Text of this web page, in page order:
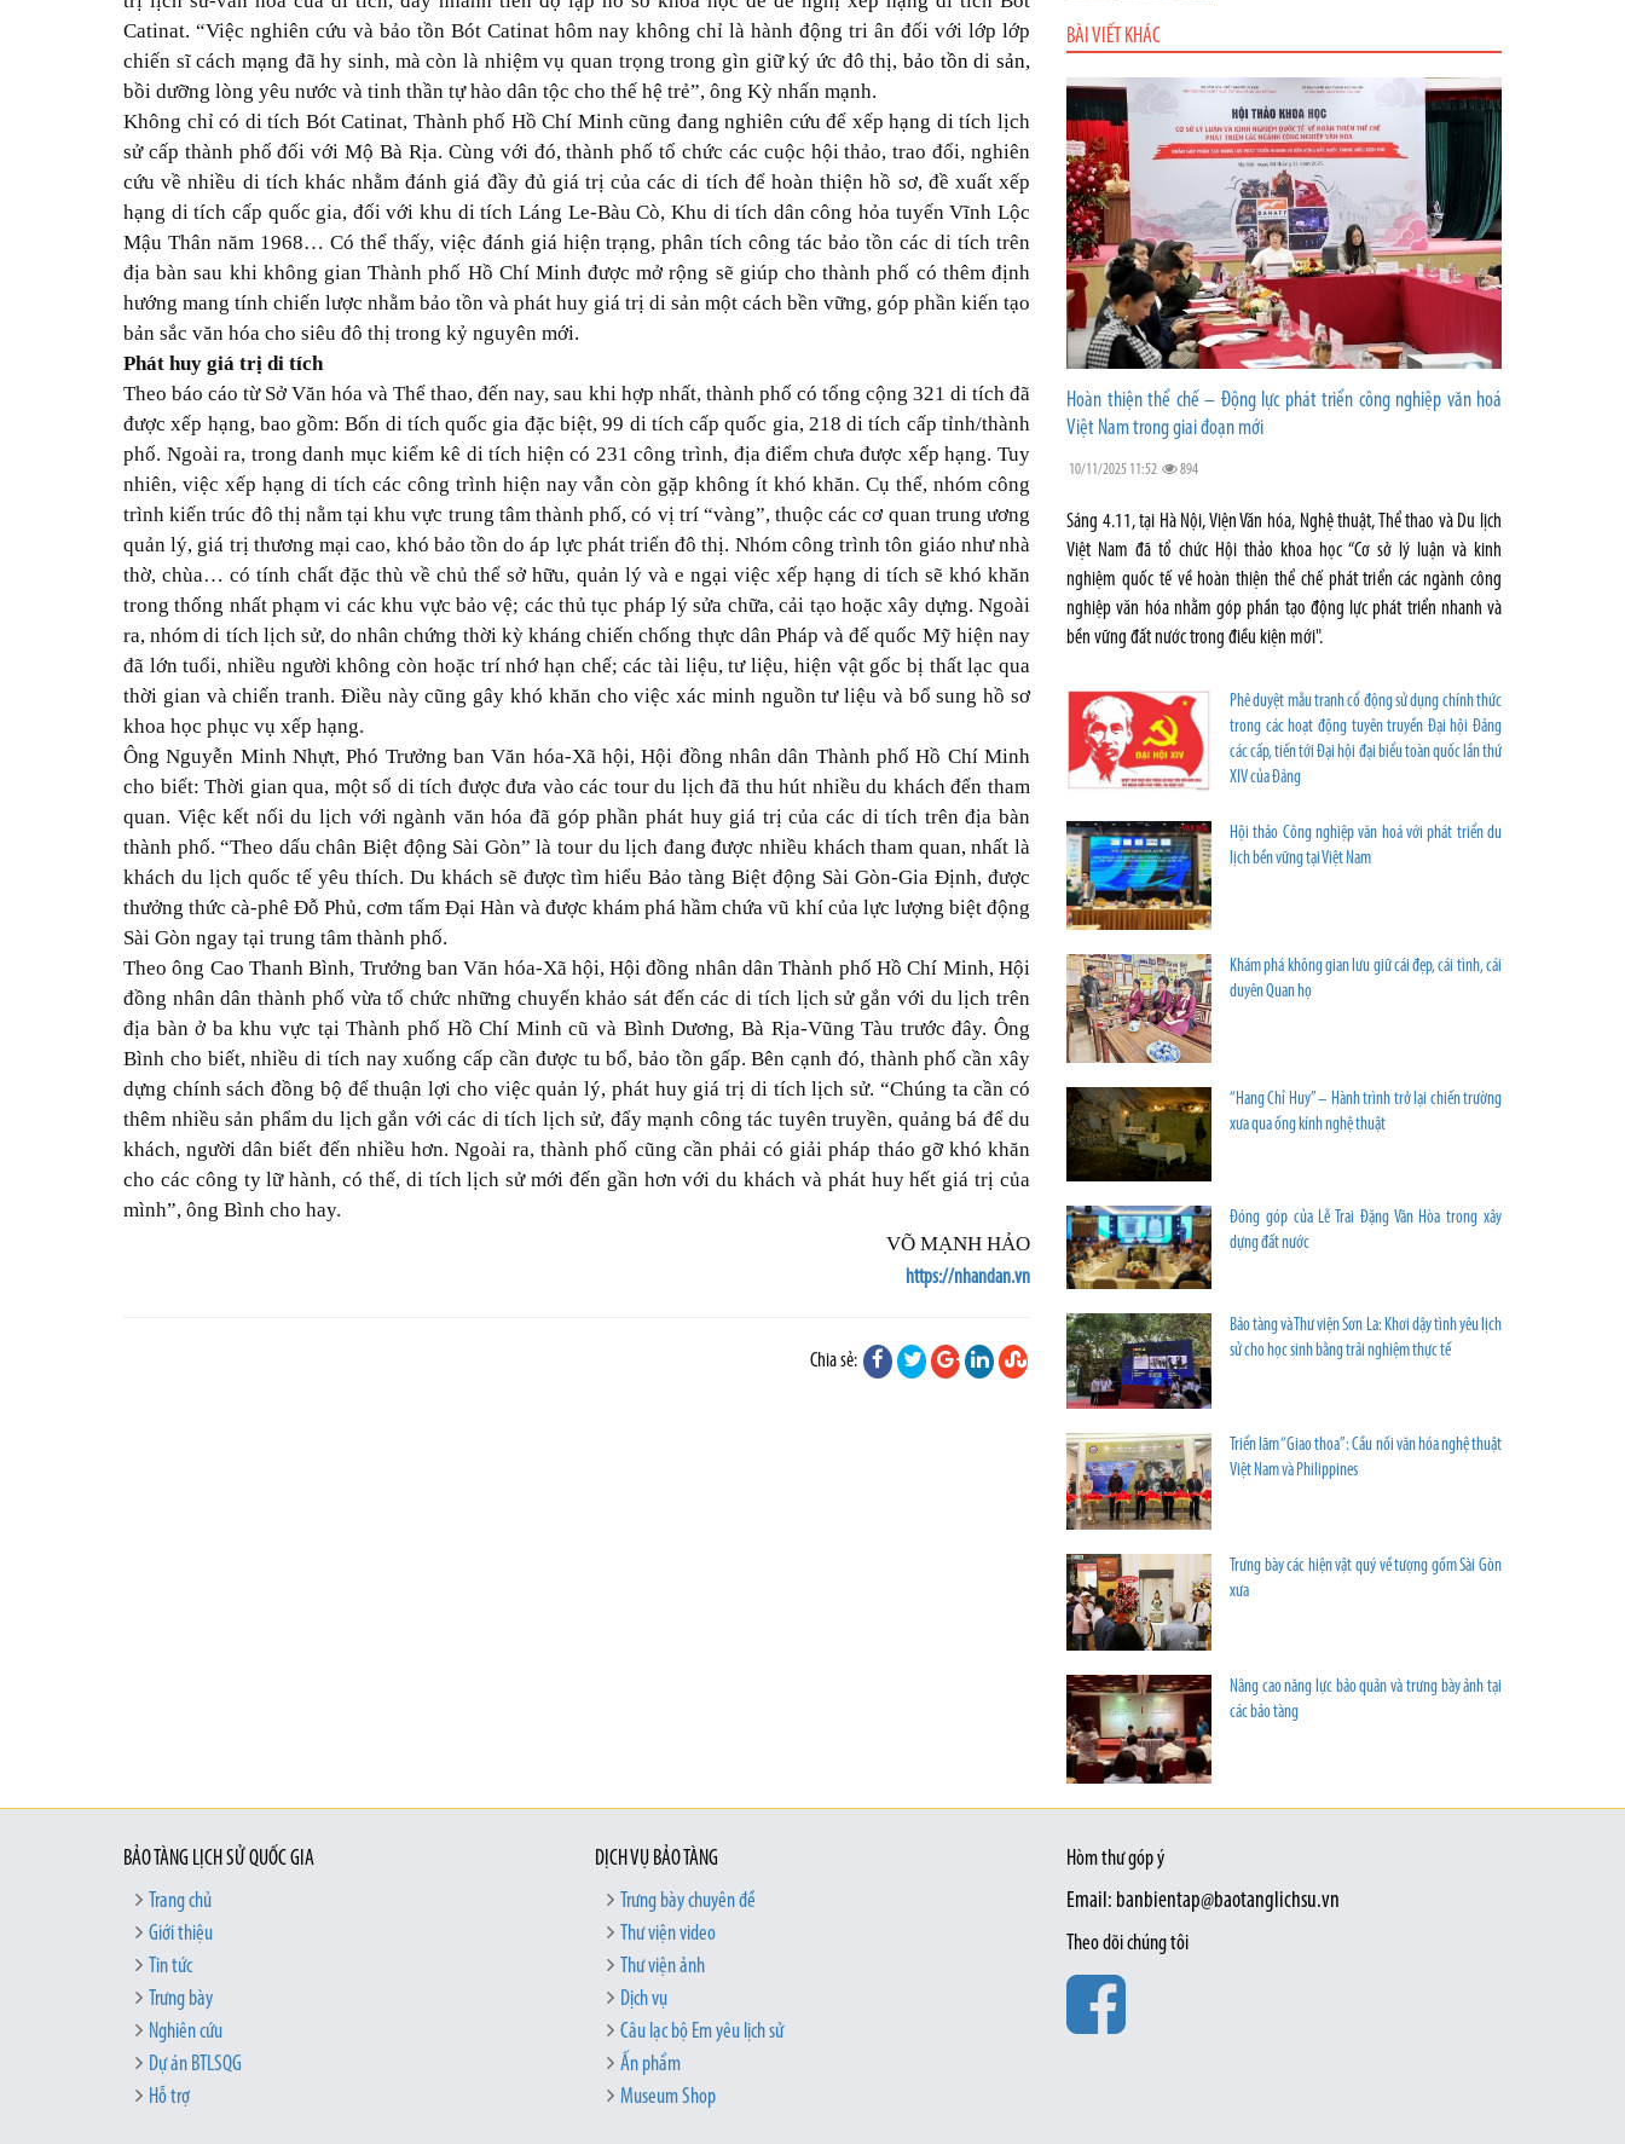
Catinat. “Việc nghiên cứu và bảo tồn Bót Catinat hôm nay không chỉ là hành động tri ân đối với lớp lớp
chiến sĩ cách mạng đã hy sinh, mà còn là nhiệm vụ quan trọng trong gìn giữ ký ức đô thị, bảo tồn di sản,
bồi dưỡng lòng yêu nước và tinh thần tự hào dân tộc cho thế hệ trẻ”, ông Kỳ nhấn mạnh.
Không chỉ có di tích Bót Catinat, Thành phố Hồ Chí Minh cũng đang nghiên cứu để xếp hạng di tích lịch
sử cấp thành phố đối với Mộ Bà Rịa. Cùng với đó, thành phố tổ chức các cuộc hội thảo, trao đổi, nghiên
cứu về nhiều di tích khác nhằm đánh giá đầy đủ giá trị của các di tích để hoàn thiện hồ sơ, đề xuất xếp
hạng di tích cấp quốc gia, đối với khu di tích Láng Le-Bàu Cò, Khu di tích dân công hỏa tuyến Vĩnh Lộc
Mậu Thân năm 1968… Có thể thấy, việc đánh giá hiện trạng, phân tích công tác bảo tồn các di tích trên
địa bàn sau khi không gian Thành phố Hồ Chí Minh được mở rộng sẽ giúp cho thành phố có thêm định
hướng mang tính chiến lược nhằm bảo tồn và phát huy giá trị di sản một cách bền vững, góp phần kiến tạo
bản sắc văn hóa cho siêu đô thị trong kỷ nguyên mới.
Phát huy giá trị di tích
Theo báo cáo từ Sở Văn hóa và Thể thao, đến nay, sau khi hợp nhất, thành phố có tổng cộng 321 di tích đã
được xếp hạng, bao gồm: Bốn di tích quốc gia đặc biệt, 99 di tích cấp quốc gia, 218 di tích cấp tỉnh/thành
phố. Ngoài ra, trong danh mục kiểm kê di tích hiện có 231 công trình, địa điểm chưa được xếp hạng. Tuy
nhiên, việc xếp hạng di tích các công trình hiện nay vẫn còn gặp không ít khó khăn. Cụ thể, nhóm công
trình kiến trúc đô thị nằm tại khu vực trung tâm thành phố, có vị trí “vàng”, thuộc các cơ quan trung ương
quản lý, giá trị thương mại cao, khó bảo tồn do áp lực phát triển đô thị. Nhóm công trình tôn giáo như nhà
thờ, chùa… có tính chất đặc thù về chủ thể sở hữu, quản lý và e ngại việc xếp hạng di tích sẽ khó khăn
trong thống nhất phạm vi các khu vực bảo vệ; các thủ tục pháp lý sửa chữa, cải tạo hoặc xây dựng. Ngoài
ra, nhóm di tích lịch sử, do nhân chứng thời kỳ kháng chiến chống thực dân Pháp và đế quốc Mỹ hiện nay
đã lớn tuổi, nhiều người không còn hoặc trí nhớ hạn chế; các tài liệu, tư liệu, hiện vật gốc bị thất lạc qua
thời gian và chiến tranh. Điều này cũng gây khó khăn cho việc xác minh nguồn tư liệu và bổ sung hồ sơ
khoa học phục vụ xếp hạng.
Ông Nguyễn Minh Nhựt, Phó Trưởng ban Văn hóa-Xã hội, Hội đồng nhân dân Thành phố Hồ Chí Minh
cho biết: Thời gian qua, một số di tích được đưa vào các tour du lịch đã thu hút nhiều du khách đến tham
quan. Việc kết nối du lịch với ngành văn hóa đã góp phần phát huy giá trị của các di tích trên địa bàn
thành phố. “Theo dấu chân Biệt động Sài Gòn” là tour du lịch đang được nhiều khách tham quan, nhất là
khách du lịch quốc tế yêu thích. Du khách sẽ được tìm hiểu Bảo tàng Biệt động Sài Gòn-Gia Định, được
thưởng thức cà-phê Đỗ Phủ, cơm tấm Đại Hàn và được khám phá hầm chứa vũ khí của lực lượng biệt động
Sài Gòn ngay tại trung tâm thành phố.
Theo ông Cao Thanh Bình, Trưởng ban Văn hóa-Xã hội, Hội đồng nhân dân Thành phố Hồ Chí Minh, Hội
đồng nhân dân thành phố vừa tổ chức những chuyến khảo sát đến các di tích lịch sử gắn với du lịch trên
địa bàn ở ba khu vực tại Thành phố Hồ Chí Minh cũ và Bình Dương, Bà Rịa-Vũng Tàu trước đây. Ông
Bình cho biết, nhiều di tích nay xuống cấp cần được tu bổ, bảo tồn gấp. Bên cạnh đó, thành phố cần xây
dựng chính sách đồng bộ để thuận lợi cho việc quản lý, phát huy giá trị di tích lịch sử. “Chúng ta cần có
thêm nhiều sản phẩm du lịch gắn với các di tích lịch sử, đẩy mạnh công tác tuyên truyền, quảng bá để du
khách, người dân biết đến nhiều hơn. Ngoài ra, thành phố cũng cần phải có giải pháp tháo gỡ khó khăn
cho các công ty lữ hành, có thế, di tích lịch sử mới đến gần hơn với du khách và phát huy hết giá trị của
mình”, ông Bình cho hay.
VÕ MẠNH HẢO
https://nhandan.vn
Chia sẻ:
BÀI VIẾT KHÁC
Hoàn thiện thể chế – Động lực phát triển công nghiệp văn hoá
Việt Nam trong giai đoạn mới
10/11/2025 11:52 894
Sáng 4.11, tại Hà Nội, Viện Văn hóa, Nghệ thuật, Thể thao và Du lịch
Việt Nam đã tổ chức Hội thảo khoa học “Cơ sở lý luận và kinh
nghiệm quốc tế về hoàn thiện thể chế phát triển các ngành công
nghiệp văn hóa nhằm góp phần tạo động lực phát triển nhanh và
bền vững đất nước trong điều kiện mới".
Phê duyệt mẫu tranh cổ động sử dụng chính thức
trong các hoạt động tuyên truyền Đại hội Đảng
các cấp, tiến tới Đại hội đại biểu toàn quốc lần thứ
XIV của Đảng
Hội thảo Công nghiệp văn hoá với phát triển du
lịch bền vững tại Việt Nam
Khám phá không gian lưu giữ cái đẹp, cái tình, cái
duyên Quan họ
“Hang Chỉ Huy” – Hành trình trở lại chiến trường
xưa qua ống kính nghệ thuật
Đóng góp của Lễ Trai Đặng Văn Hòa trong xây
dựng đất nước
Bảo tàng và Thư viện Sơn La: Khơi dậy tình yêu lịch
sử cho học sinh bằng trải nghiệm thực tế
Triển lãm “Giao thoa”: Cầu nối văn hóa nghệ thuật
Việt Nam và Philippines
Trưng bày các hiện vật quý về tượng gốm Sài Gòn
xưa
Nâng cao năng lực bảo quản và trưng bày ảnh tại
các bảo tàng
BẢO TÀNG LỊCH SỬ QUỐC GIA
Trang chủ
Giới thiệu
Tin tức
Trưng bày
Nghiên cứu
Dự án BTLSQG
Hỗ trợ
DỊCH VỤ BẢO TÀNG
Trưng bày chuyên đề
Thư viện video
Thư viện ảnh
Dịch vụ
Câu lạc bộ Em yêu lịch sử
Ấn phẩm
Museum Shop
Hòm thư góp ý
Email: banbientap@baotanglichsu.vn
Theo dõi chúng tôi